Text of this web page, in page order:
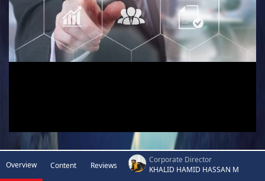
Overview Content Reviews
Corporate Director
KHALID HAMID HASSAN M